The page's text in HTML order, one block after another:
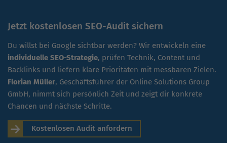
Jetzt kostenlosen SEO-Audit sichern
Du willst bei Google sichtbar werden? Wir entwickeln eine
individuelle SEO-Strategie, prüfen Technik, Content und
Backlinks und liefern klare Prioritäten mit messbaren Zielen.
Florian Müller, Geschäftsführer der Online Solutions Group
GmbH, nimmt sich persönlich Zeit und zeigt dir konkrete
Chancen und nächste Schritte.
Kostenlosen Audit anfordern